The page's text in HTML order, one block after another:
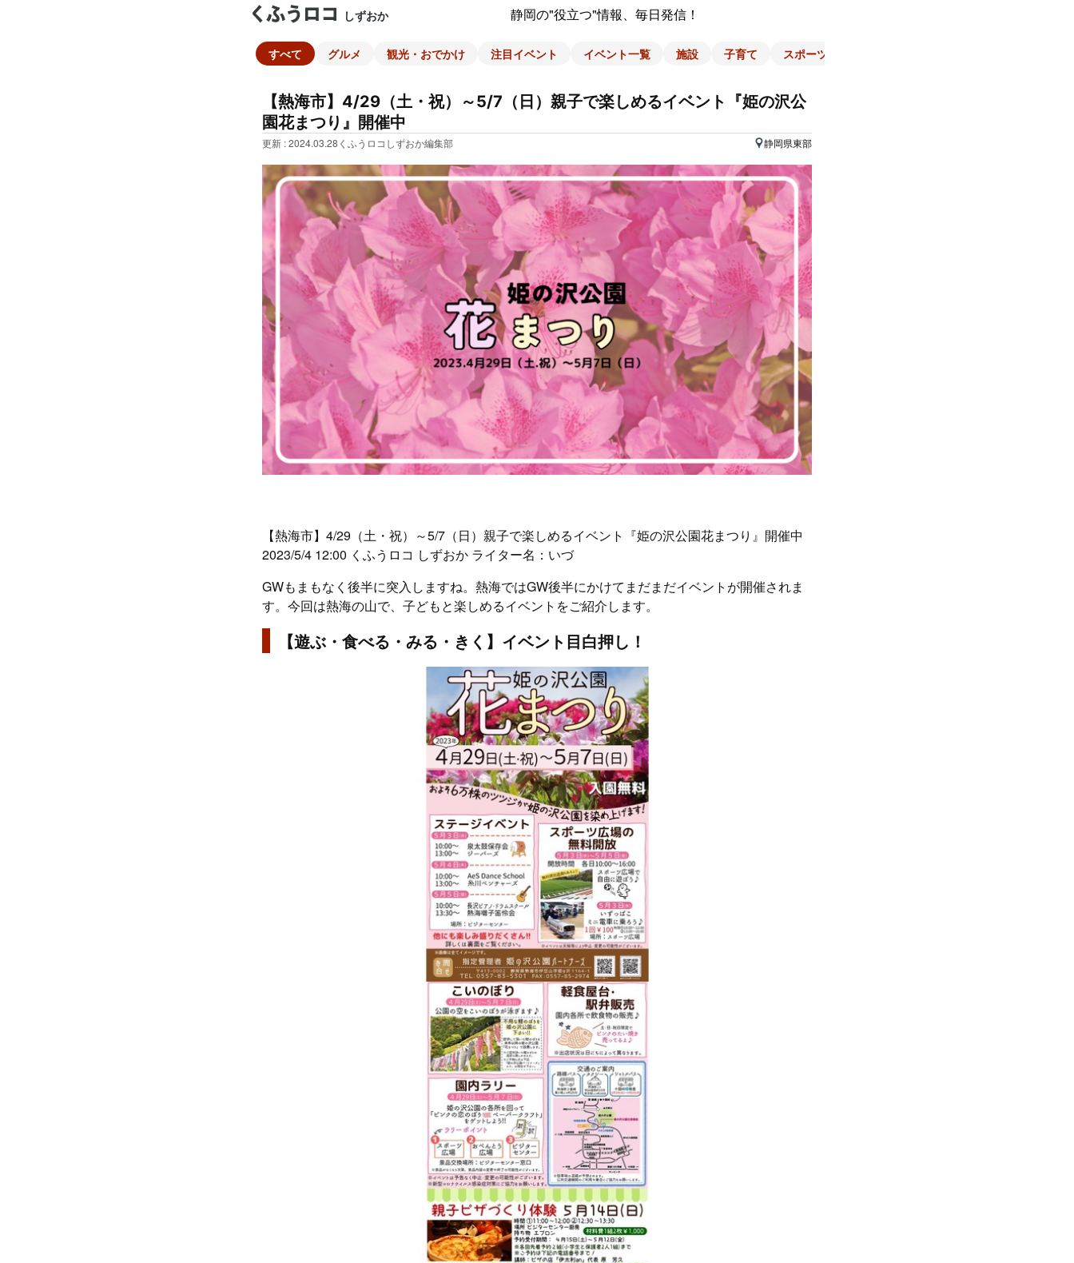
しずおか 静岡の"役立つ"情報、毎日発信！
すべて グルメ 観光・おでかけ 注目イベント イベント一覧 施設 子育て スポーツ
【熱海市】4/29（土・祝）～5/7（日）親子で楽しめるイベント『姫の沢公
園花まつり』開催中
更新 : 2024.03.28 くふうロコしずおか編集部 静岡県東部
【熱海市】4/29（土・祝）～5/7（日）親子で楽しめるイベント『姫の沢公園花まつり』開催中
2023/5/4 12:00 くふうロコ しずおか ライター名：いづ
GWもまもなく後半に突入しますね。熱海ではGW後半にかけてまだまだイベントが開催されま
す。今回は熱海の山で、子どもと楽しめるイベントをご紹介します。
【遊ぶ・食べる・みる・きく】イベント目白押し！